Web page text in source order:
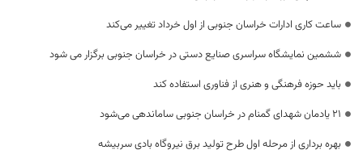
ساعت کاری ادارات خراسان جنوبی از اول خرداد تغییر می‌کند
ششمین نمایشگاه سراسری صنایع دستی در خراسان جنوبی برگزار می شود
باید حوزه فرهنگی و هنری از فناوری استفاده کند
۲۱ یادمان شهدای گمنام در خراسان جنوبی ساماندهی می‌شود
بهره برداری از مرحله اول طرح تولید برق نیروگاه بادی سربیشه